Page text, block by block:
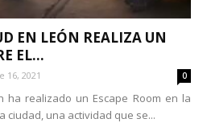
EN LEÓN REALIZA UN
EL...
16, 2021 0
ha realizado un Escape Room en la
ciudad, una actividad que se...